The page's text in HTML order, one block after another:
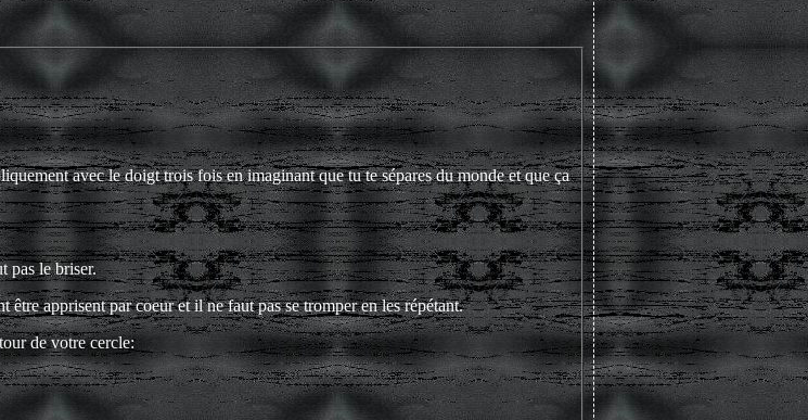
avec le doigt trois fois en imaginant que tu te sépares du monde et que ça
pas le briser.
apprisent par coeur et il ne faut pas se tromper en les répétant.
de votre cercle: